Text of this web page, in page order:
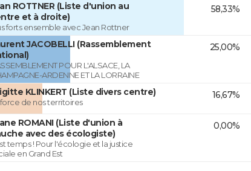
ROTTNER (Liste d'union au
et à droite)
forts ensemble avec Jean Rottner
58,33%
JACOBELLI (Rassemblement
POUR L'ALSACE, LA
ARDENNE ET LA LORRAINE
25,00%
KLINKERT (Liste divers centre)
force de nos territoires
16,67%
ROMANI (Liste d'union à
avec des écologiste)
temps ! Pour l'écologie et la justice
en Grand Est
0,00%